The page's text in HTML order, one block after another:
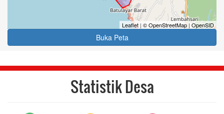
Leaflet | © OpenStreetMap| OpenSID
Buka Peta
Statistik Desa